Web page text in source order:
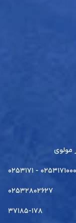
مولوی
- ۰۲۵۳۱۷۱
۰۲۵۳۲۸۰۲۶۲۷
۳۷۱۸۵-۱۷۸